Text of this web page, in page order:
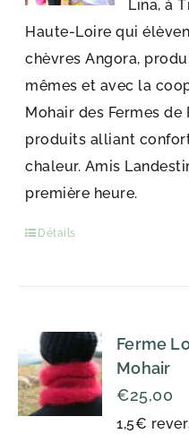
Lina, à
Haute-Loire qui
chèvres Angora,
mêmes et avec la
Mohair des Fermes de
produits alliant
chaleur. Amis
première heure.
Détails
Ferme
Mohair
1,5€
€25,00